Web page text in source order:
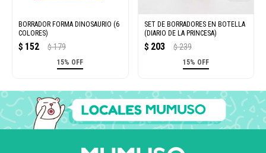
BORRADOR FORMA DINOSAURIO (6
COLORES)
$ 152 $ 179
15% OFF
SET DE BORRADORES EN BOTELLA
(DIARIO DE LA PRINCESA)
$ 203 $ 239
15% OFF